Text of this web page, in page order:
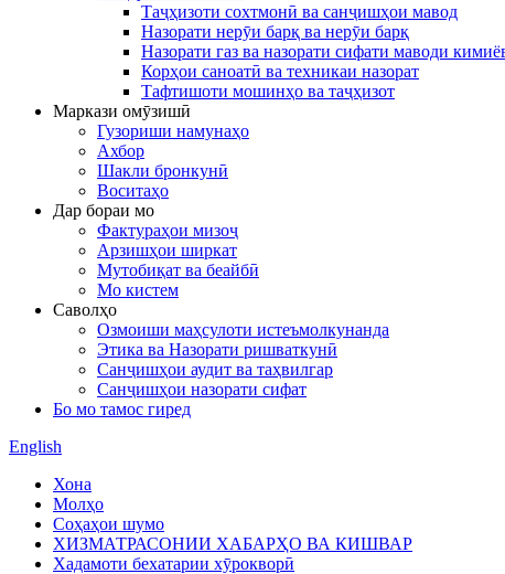
Таҷҳизоти сохтмонӣ ва санҷишҳои мавод
Назорати нерӯи барқ ​​ва нерӯи барқ
Назорати газ ва назорати сифати маводи
Корҳои саноатӣ ва техникаи назорат
Тафтишоти мошинҳо ва таҷҳизот
Маркази омӯзишӣ
Гузориши намунаҳо
Ахбор
Шакли бронкунӣ
Воситаҳо
Дар бораи мо
Фактураҳои мизоҷ
Арзишҳои ширкат
Мутобиқат ва беайбӣ
Мо кистем
Саволҳо
Озмоиши маҳсулоти истеъмолкунанда
Этика ва Назорати ришваткунӣ
Санҷишҳои аудит ва таҳвилгар
Санҷишҳои назорати сифат
Бо мо тамос гиред
English
Хона
Молҳо
Соҳаҳои шумо
ХИЗМАТРАСОНИИ ХАБАРҲО ВА КИШВАР
Хадамоти бехатарии хӯрокворӣ